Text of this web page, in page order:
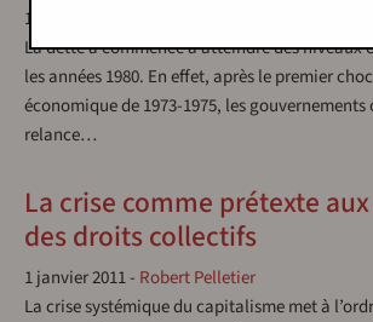
1 janvier 2011
La dette a commencé à atteindre des niveaux
les années 1980. En effet, après le premier
économique de 1973-1975, les
relance…
La crise comme prétexte
des droits collectifs
1 janvier 2011- Robert Pelletier
La crise systémique du capitalisme met à